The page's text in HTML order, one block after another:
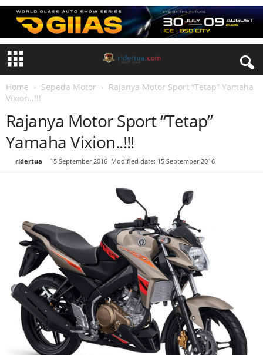
Home Sepeda Motor
Rajanya Motor Sport “Tetap” Yamaha
Vixion..!!!
Rajanya Motor Sport “Tetap”
Yamaha Vixion..!!!
ridertua 15 September 2016 Modified date: 15 September 2016